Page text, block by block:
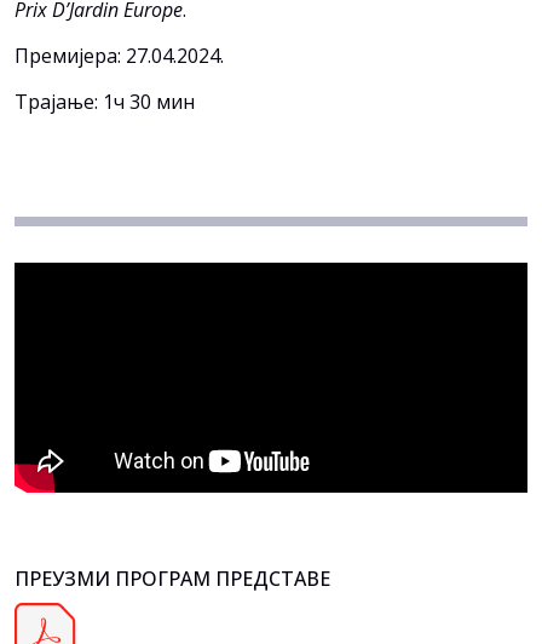
Prix D’Jardin Europe.
Премијера: 27.04.2024.
Трајање: 1ч 30 мин
ПРЕУЗМИ ПРОГРАМ ПРЕДСТАВЕ